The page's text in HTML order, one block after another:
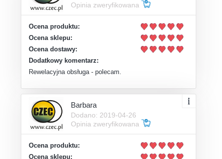
Opinia zweryfikowana
Ocena produktu:
Ocena sklepu:
Ocena dostawy:
Dodatkowy komentarz:
Rewelacyjna obsługa - polecam.
Barbara
Dodano: 2019-04-26
Opinia zweryfikowana
Ocena produktu:
Ocena sklepu: